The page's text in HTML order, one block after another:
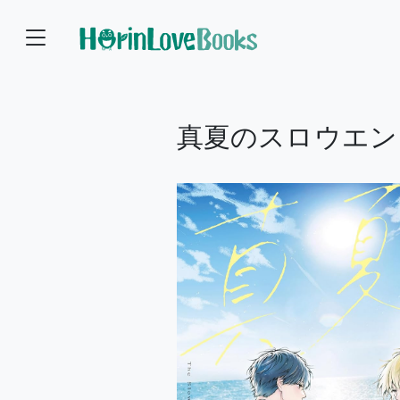
真夏のスロウエ